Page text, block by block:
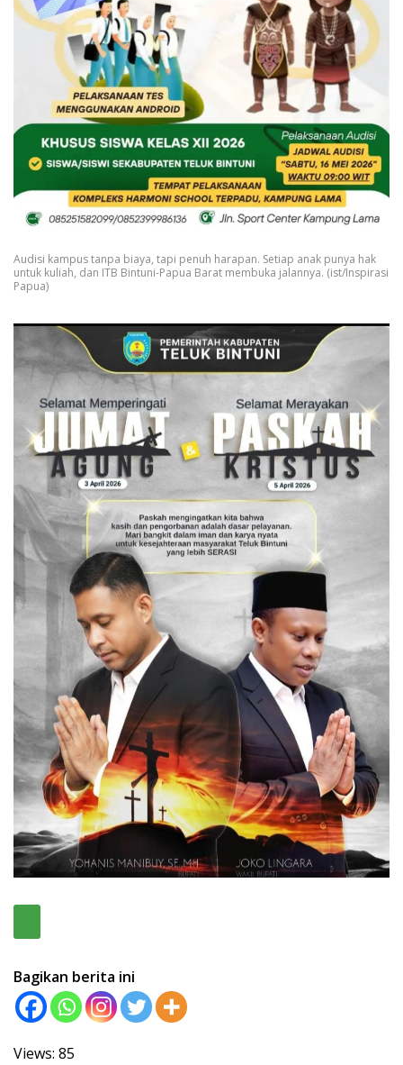
Audisi kampus tanpa biaya, tapi penuh harapan. Setiap anak punya hak
untuk kuliah, dan ITB Bintuni-Papua Barat membuka jalannya. (ist/Inspirasi
Papua)
Bagikan berita ini
Views: 85